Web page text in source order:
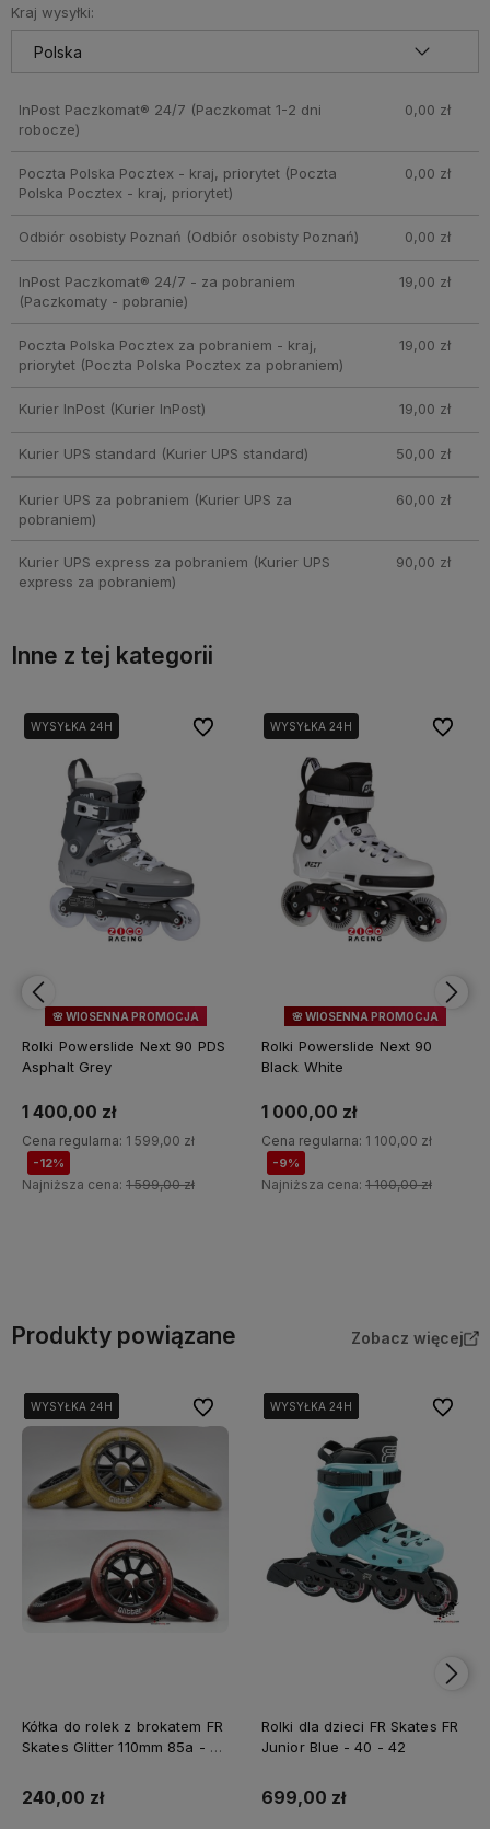
Kraj wysyłki:
InPost Paczkomat® 24/7 (Paczkomat 1-2 dni
robocze)
0,00 zł
Poczta Polska Pocztex - kraj, priorytet(Poczta
Polska Pocztex - kraj, priorytet)
0,00 zł
Odbiór osobisty Poznań (Odbiór osobisty Poznań) 0,00 zł
InPost Paczkomat® 24/7 - za pobraniem
(Paczkomaty - pobranie)
19,00 zł
Poczta Polska Pocztex za pobraniem - kraj,
priorytet(Poczta Polska Pocztex za pobraniem)
19,00 zł
Kurier InPost(Kurier InPost) 19,00 zł
Kurier UPS standard (Kurier UPS standard) 50,00 zł
Kurier UPS za pobraniem (Kurier UPS za
pobraniem)
60,00 zł
Kurier UPS express za pobraniem (Kurier UPS
express za pobraniem)
90,00 zł
Inne z tej kategorii
🌸 WIOSENNA PROMOCJA
WYSYŁKA 24H
Rolki Powerslide Next 90 PDS
Asphalt Grey
1 400,00 zł
Cena regularna: 1 599,00 zł
-12%
Najniższa cena: 1 599,00 zł
Do ulubionych
Do ulubionych
🌸 WIOSENNA PROMOCJA
WYSYŁKA 24H
Rolki Powerslide Next 90
Black White
1 000,00 zł
Cena regularna: 1 100,00 zł
-9%
Najniższa cena: 1 100,00 zł
Do
Do
Produkty powiązane Zobacz więcej
WYSYŁKA 24H
WYSYŁKA 24H
WYSYŁKA 24H
WYSYŁKA 24H
WYSYŁKA 24H
WYSYŁKA 24H
Kółka do rolek z brokatem FR
Skates Glitter 110mm 85a - 6
240,00 zł
Do ulubionychWYSYŁKA 24H
WYSYŁKA 24H
WYSYŁKA 24H
WYSYŁKA 24H
WYSYŁKA 24H
WYSYŁKA 24H
Rolki dla dzieci FR Skates FR
Junior Blue - 40 - 42
699,00 zł
Do